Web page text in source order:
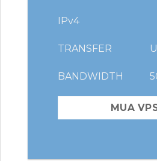
IPv4
TRANSFER
BANDWIDTH
MUA